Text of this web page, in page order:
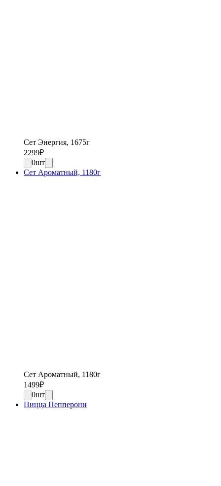
Сет Энергия, 1675г
2299₽
0шт
Сет Ароматный, 1180г
Сет Ароматный, 1180г
1499₽
0шт
Пицца Пепперони